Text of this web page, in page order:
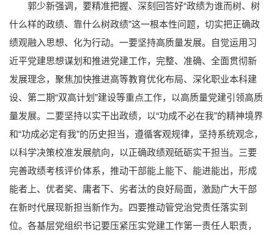
郭少新强调，要精准把握、深刻回答好“政绩为谁而树、树
什么样的政绩、靠什么树政绩”这一根本性问题，切实把正确政
绩观融入思想、化为行动。一要坚持高质量发展。自觉运用习
近平党建思想谋划和推进党建工作，完整、准确、全面贯彻新
发展理念，聚焦加快推进高等教育优化布局、深化职业本科建
设、第二期“双高计划”建设等重点工作，以高质量党建引领高质
量发展。二要坚持以实干出政绩，以“功成不必在我”的精神境界
和“功成必定有我”的历史担当，遵循客观规律，坚持系统观念，
以科学决策校准发展航向，以正确政绩观砥砺实干担当。三要
完善政绩考核评价体系，推动干部能上能下、能进能出，形成
能者上、优者奖、庸者下、劣者汰的良好局面，激励广大干部
在新时代展现新担当新作为。四要推动管党治党责任落实到
位。各基层党组织书记要压紧压实党建工作第一责任人职责，